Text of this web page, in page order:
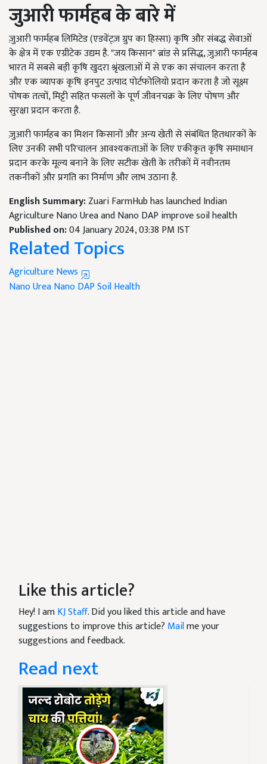
जुआरी फार्महब के बारे में
ज़ुआरी फार्महब लिमिटेड (एडवेंट्ज़ ग्रुप का हिस्सा) कृषि और संबद्ध सेवाओं
के क्षेत्र में एक एग्रीटेक उद्यम है. "जय किसान" ब्रांड से प्रसिद्ध, ज़ुआरी फार्महब
भारत में सबसे बड़ी कृषि खुदरा श्रृंखलाओं में से एक का संचालन करता है
और एक व्यापक कृषि इनपुट उत्पाद पोर्टफोलियो प्रदान करता है जो सूक्ष्म
पोषक तत्वों, मिट्टी सहित फसलों के पूर्ण जीवनचक्र के लिए पोषण और
सुरक्षा प्रदान करता है.
ज़ुआरी फार्महब का मिशन किसानों और अन्य खेती से संबंधित हितधारकों के
लिए उनकी सभी परिचालन आवश्यकताओं के लिए एकीकृत कृषि समाधान
प्रदान करके मूल्य बनाने के लिए सटीक खेती के तरीकों में नवीनतम
तकनीकों और प्रगति का निर्माण और लाभ उठाना है.
English Summary:Zuari FarmHub has launched Indian
Agriculture Nano Urea and Nano DAP improve soil health
Published on:04 January 2024, 03:38 PM IST
Related Topics
Agriculture News
Nano UreaNano DAPSoil Health
Like this article?
Hey! I amKJ Staff. Did you liked this article and have
suggestions to improve this article? Mailme your
suggestions and feedback.
Read next